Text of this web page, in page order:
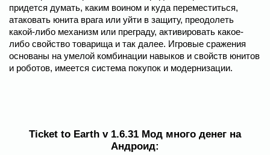
придется думать, каким воином и куда переместиться,
атаковать юнита врага или уйти в защиту, преодолеть
какой-либо механизм или преграду, активировать какое-
либо свойство товарища и так далее. Игровые сражения
основаны на умелой комбинации навыков и свойств юнитов
и роботов, имеется система покупок и модернизации.
Ticket to Earth v 1.6.31 Мод много денег на
Андроид: